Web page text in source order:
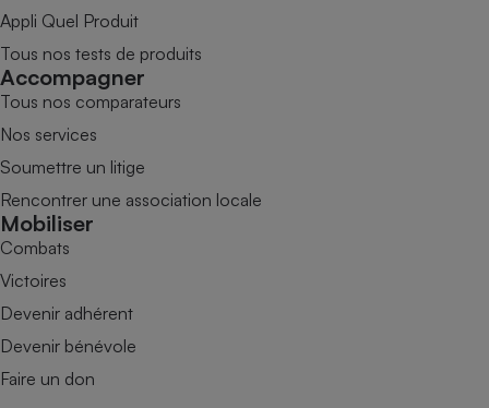
Appli Quel Produit
Tous nos tests de produits
Accompagner
Tous nos comparateurs
Nos services
Soumettre un litige
Rencontrer une association locale
Mobiliser
Combats
Victoires
Devenir adhérent
Devenir bénévole
Faire un don